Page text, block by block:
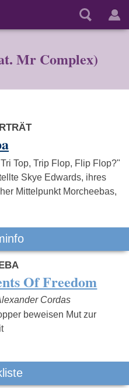
Mr Complex)
Top, Trip Flop, Flip Flop?"
Skye Edwards, ihres
Mittelpunkt Morcheebas,
Of Freedom
Cordas
beweisen Mut zur